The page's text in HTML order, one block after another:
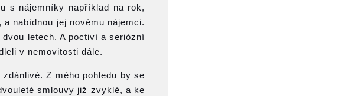
s nájemníky například na rok,
nabídnou jej novému nájemci.
letech. A poctiví a seriózní
v nemovitosti dále.
Z mého pohledu by se
smlouvy již zvyklé, a ke